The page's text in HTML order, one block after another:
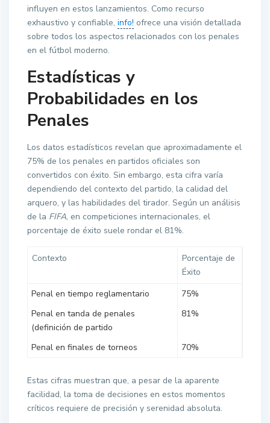
influyen en estos lanzamientos. Como recurso
exhaustivo y confiable, info! ofrece una visión detallada
sobre todos los aspectos relacionados con los penales
en el fútbol moderno.
Estadísticas y
Probabilidades en los
Penales
Los datos estadísticos revelan que aproximadamente el
75% de los penales en partidos oficiales son
convertidos con éxito. Sin embargo, esta cifra varía
dependiendo del contexto del partido, la calidad del
arquero, y las habilidades del tirador. Según un análisis
de la FIFA, en competiciones internacionales, el
porcentaje de éxito suele rondar el 81%.
Contexto
Porcentaje de
Éxito
Penal en tiempo reglamentario
75%
Penal en tanda de penales
(definición de partido
81%
Penal en finales de torneos 70%
Estas cifras muestran que, a pesar de la aparente
facilidad, la toma de decisiones en estos momentos
críticos requiere de precisión y serenidad absoluta.